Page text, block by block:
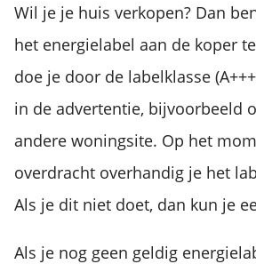
Wil je je huis verkopen? Dan
het energielabel aan de koper
doe je door de labelklasse
in de advertentie, bijvoorbeeld
andere woningsite. Op het
overdracht overhandig je het
Als je dit niet doet, dan kun je
Als je nog geen geldig